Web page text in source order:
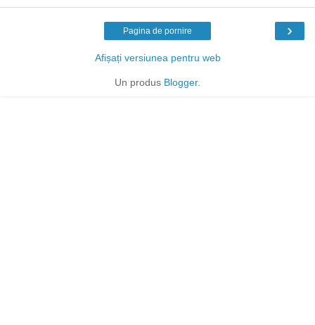
›
Pagina de pornire
Afișați versiunea pentru web
Un produs Blogger.